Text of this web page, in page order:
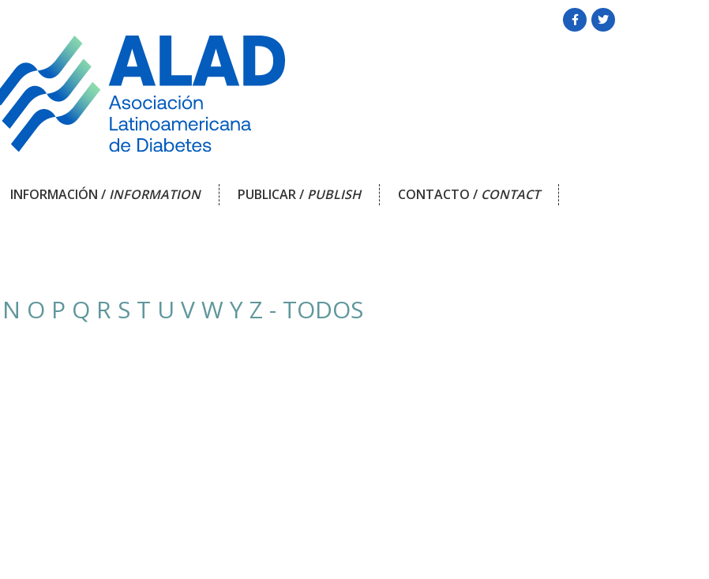
INFORMACIÓN / INFORMATION PUBLICAR / PUBLISH CONTACTO / CONTACT
N O P Q R S T U VW Y Z - TODOS